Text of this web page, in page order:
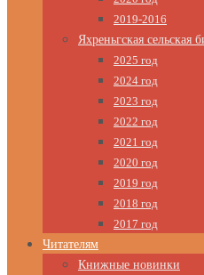
2019-2016
Яхреньгская сельская
2025 год
2024 год
2023 год
2022 год
2021 год
2020 год
2019 год
2018 год
2017 год
Читателям
Книжные новинки